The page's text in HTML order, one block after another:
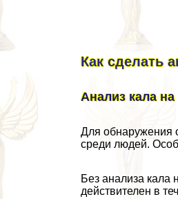
Как сделать
Анализ кала на
Для обнаружения
среди людей.
Без анализа кала
действителен в